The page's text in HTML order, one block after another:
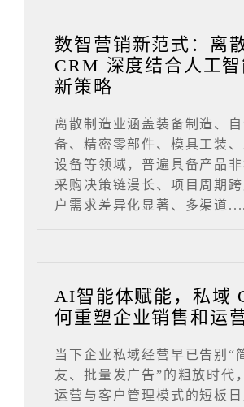
数智营销新范式：离
CRM 深度结合人工智
新策略
离散制造业涵盖装备制造、
备、精密零部件、模具工装
设备等领域，普遍具备产品非
采购决策链漫长、项目周期
户需求差异化显著、多渠道
AI智能体赋能，私域
何重塑企业销售和运营
当下企业私域经营早已告别“
友、批量发广告”的粗放时代
运营与客户管理模式的短板日